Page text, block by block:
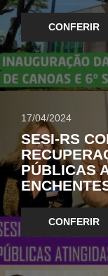
CONFERIR
17/04/2024
SESI-RS
PÚBLICAS
CONFERIR